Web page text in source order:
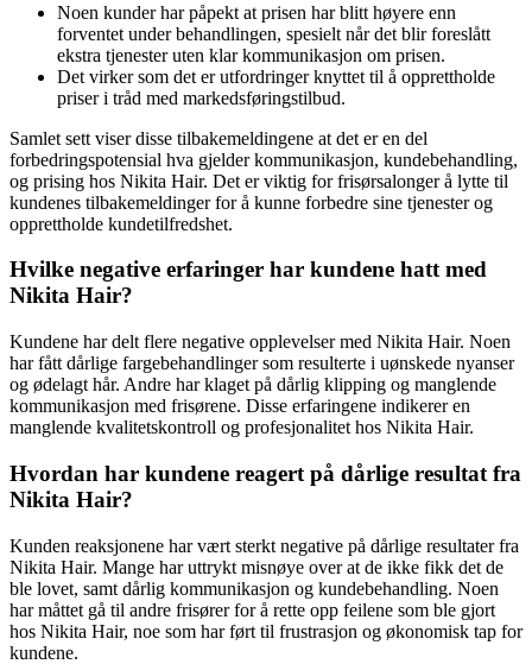
Noen kunder har påpekt at prisen har blitt høyere enn
forventet under behandlingen, spesielt når det blir foreslått
ekstra tjenester uten klar kommunikasjon om prisen.
Det virker som det er utfordringer knyttet til å opprettholde
priser i tråd med markedsføringstilbud.
Samlet sett viser disse tilbakemeldingene at det er en del
forbedringspotensial hva gjelder kommunikasjon, kundebehandling,
og prising hos Nikita Hair. Det er viktig for frisørsalonger å lytte til
kundenes tilbakemeldinger for å kunne forbedre sine tjenester og
opprettholde kundetilfredshet.
Hvilke negative erfaringer har kundene hatt med
Nikita Hair?
Kundene har delt flere negative opplevelser med Nikita Hair. Noen
har fått dårlige fargebehandlinger som resulterte i uønskede nyanser
og ødelagt hår. Andre har klaget på dårlig klipping og manglende
kommunikasjon med frisørene. Disse erfaringene indikerer en
manglende kvalitetskontroll og profesjonalitet hos Nikita Hair.
Hvordan har kundene reagert på dårlige resultat fra
Nikita Hair?
Kunden reaksjonene har vært sterkt negative på dårlige resultater fra
Nikita Hair. Mange har uttrykt misnøye over at de ikke fikk det de
ble lovet, samt dårlig kommunikasjon og kundebehandling. Noen
har måttet gå til andre frisører for å rette opp feilene som ble gjort
hos Nikita Hair, noe som har ført til frustrasjon og økonomisk tap for
kundene.